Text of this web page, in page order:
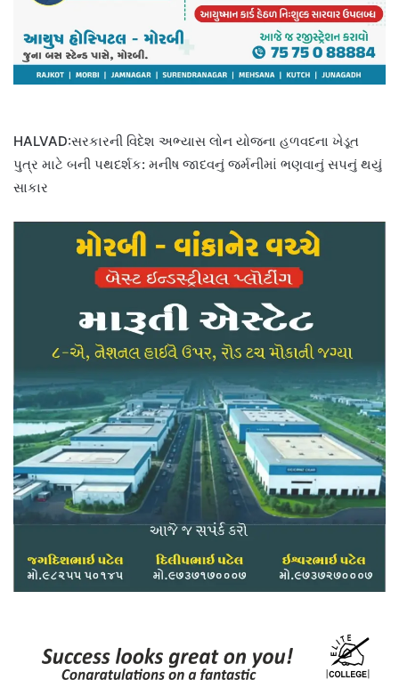
HALVAD:સરકારની વિદેશ અભ્યાસ લોન યોજના હળવદના ખેડૂત
પુત્ર માટે બની પથદર્શક: મનીષ જાદવનું જર્મનીમાં ભણવાનું સપનું થયું
સાકાર